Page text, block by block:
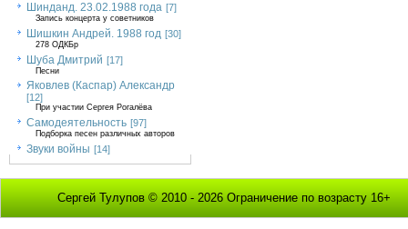
Шинданд. 23.02.1988 года [7]
Запись концерта у советников
Шишкин Андрей. 1988 год [30]
278 ОДКБр
Шуба Дмитрий [17]
Песни
Яковлев (Каспар) Александр
[12]
При участии Сергея Рогалёва
Самодеятельность [97]
Подборка песен различных авторов
Звуки войны [14]
Сергей Тулупов © 2010 - 2026 Ограничение по возрасту 16+